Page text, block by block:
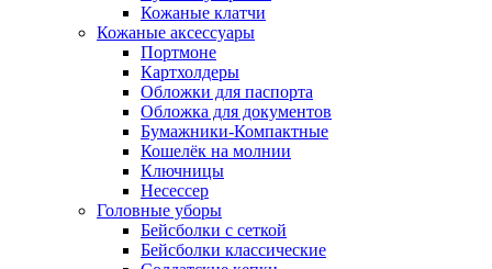
Кожаные клатчи
Кожаные аксессуары
Портмоне
Картхолдеры
Обложки для паспорта
Обложка для документов
Бумажники-Компактные
Кошелёк на молнии
Ключницы
Несессер
Головные уборы
Бейсболки с сеткой
Бейсболки классические